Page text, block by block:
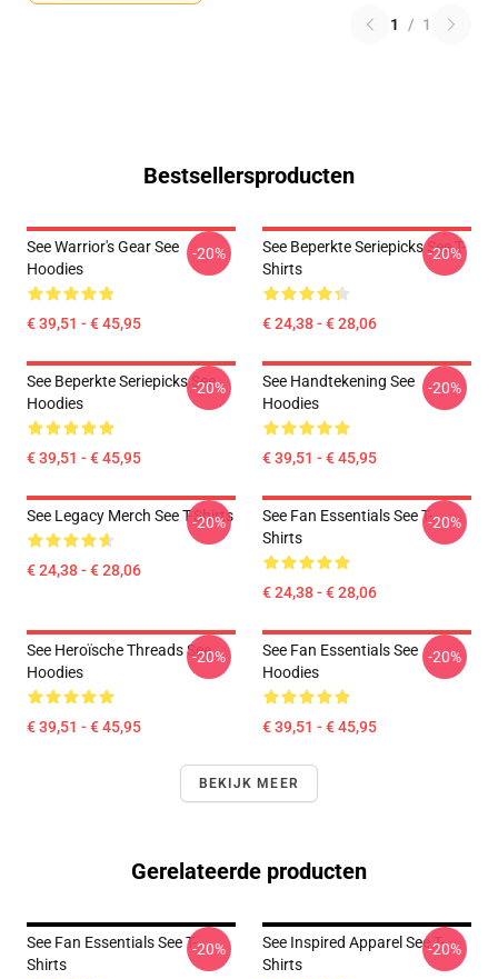
1 / 1
Bestsellersproducten
See Warrior's Gear See
Hoodies
€ 39,51 - € 45,95
-20%
See Beperkte Seriepicks See T-
Shirts
€ 24,38 - € 28,06
-20%
See Beperkte Seriepicks See
Hoodies
€ 39,51 - € 45,95
-20%
See Handtekening See
Hoodies
€ 39,51 - € 45,95
-20%
See Legacy Merch See T-Shirts
€ 24,38 - € 28,06
-20%
See Fan Essentials See T-
Shirts
€ 24,38 - € 28,06
-20%
See Heroïsche Threads See
Hoodies
€ 39,51 - € 45,95
-20%
See Fan Essentials See
Hoodies
€ 39,51 - € 45,95
-20%
BEKIJK MEER
Gerelateerde producten
See Fan Essentials See T-
Shirts
-20%
See Inspired Apparel See T-
Shirts
-20%